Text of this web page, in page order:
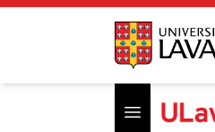
Open menu